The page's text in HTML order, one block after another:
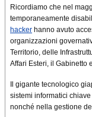
Ricordiamo che nel
temporaneamente
hacker hanno avuto
organizzazioni
Territorio, delle
Affari Esteri, il Gabinetto
Il gigante tecnologico
sistemi informatici chiave
nonché nella gestione